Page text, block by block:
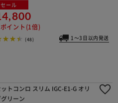
セール
イント(1倍)
(48) 1～3日以内発送
トコンロ スリム IGC-E1-G オリ
リーン